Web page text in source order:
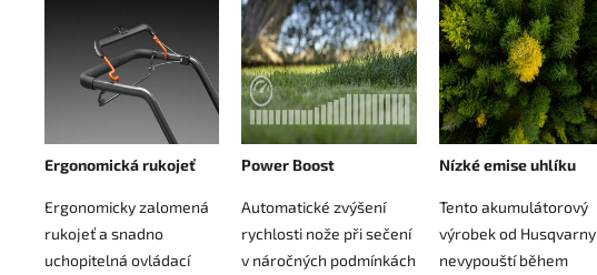
Ergonomická rukojeť
Ergonomicky zalomená
rukojeť a snadno
uchopitelná ovládací
Power Boost
Automatické zvýšení
rychlosti nože při sečení
v náročných podmínkách
Nízké emise uhlíku
Tento akumulátorový
výrobek od Husqvarny
nevypouští během